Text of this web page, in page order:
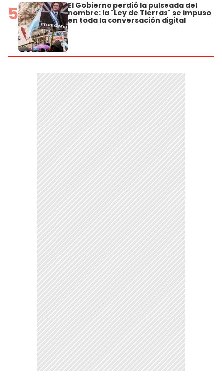
5 El Gobierno perdió la pulseada del
nombre: la "Ley de Tierras" se impuso
en toda la conversación digital